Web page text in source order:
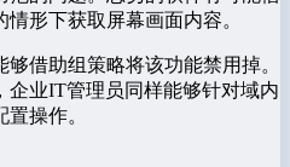
形下获取屏幕画面内容。
借助组策略将该功能禁用掉。
企业IT管理员同样能够针对域内
操作。